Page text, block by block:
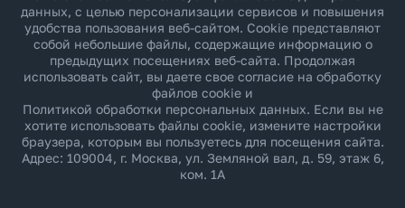
данных, с целью персонализации сервисов и повышения
удобства пользования веб-сайтом. Cookie представляют
собой небольшие файлы, содержащие информацию о
предыдущих посещениях веб-сайта. Продолжая
использовать сайт, вы даете свое согласие на обработку
файлов cookie и
Политикой обработки персональных данных. Если вы не
хотите использовать файлы cookie, измените настройки
браузера, которым вы пользуетесь для посещения сайта.
Адрес: 109004, г. Москва, ул. Земляной вал, д. 59, этаж 6,
ком. 1А